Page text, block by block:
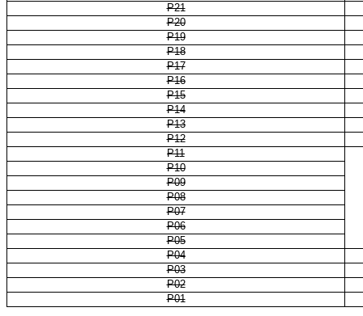
P21
P20
P19
P18
P17
P16
P15
P14
P13
P12
P11
P10
P09
P08
P07
P06
P05
P04
P03
P02
P01